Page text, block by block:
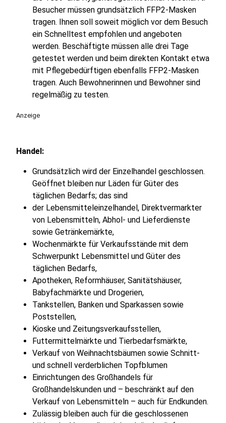
Besucher müssen grundsätzlich FFP2-Masken
tragen. Ihnen soll soweit möglich vor dem Besuch
ein Schnelltest empfohlen und angeboten
werden. Beschäftigte müssen alle drei Tage
getestet werden und beim direkten Kontakt etwa
mit Pflegebedürftigen ebenfalls FFP2-Masken
tragen. Auch Bewohnerinnen und Bewohner sind
regelmäßig zu testen.
Anzeige
Handel:
Grundsätzlich wird der Einzelhandel geschlossen.
Geöffnet bleiben nur Läden für Güter des
täglichen Bedarfs; das sind
der Lebensmitteleinzelhandel, Direktvermarkter
von Lebensmitteln, Abhol- und Lieferdienste
sowie Getränkemärkte,
Wochenmärkte für Verkaufsstände mit dem
Schwerpunkt Lebensmittel und Güter des
täglichen Bedarfs,
Apotheken, Reformhäuser, Sanitätshäuser,
Babyfachmärkte und Drogerien,
Tankstellen, Banken und Sparkassen sowie
Poststellen,
Kioske und Zeitungsverkaufsstellen,
Futtermittelmärkte und Tierbedarfsmärkte,
Verkauf von Weihnachtsbäumen sowie Schnitt-
und schnell verderblichen Topfblumen
Einrichtungen des Großhandels für
Großhandelskunden und – beschränkt auf den
Verkauf von Lebensmitteln – auch für Endkunden.
Zulässig bleiben auch für die geschlossenen